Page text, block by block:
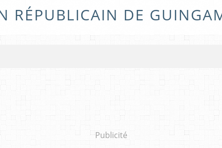
RÉPUBLICAIN DE
Publicité